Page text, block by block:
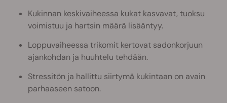
Kukinnan keskivaiheessa kukat kasvavat, tuoksu
voimistuu ja hartsin määrä lisääntyy.
Loppuvaiheessa trikomit kertovat sadonkorjuun
ajankohdan ja huuhtelu tehdään.
Stressitön ja hallittu siirtymä kukintaan on avain
parhaaseen satoon.